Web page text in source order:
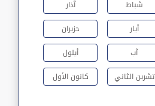
شباط
آذار
أيار
حزيران
آب
أيلول
تشرين الثاني كانون الأول